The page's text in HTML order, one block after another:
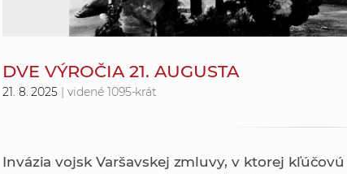
DVE VÝROČIA 21. AUGUSTA
21. 8. 2025 | videné 1095-krát
Invázia vojsk Varšavskej zmluvy, v ktorej